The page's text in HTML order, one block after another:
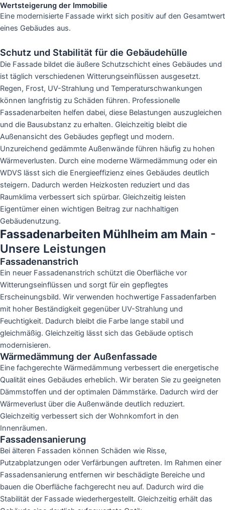
Wertsteigerung der Immobilie
Eine modernisierte Fassade wirkt sich positiv auf den Gesamtwert
eines Gebäudes aus.
Schutz und Stabilität für die Gebäudehülle
Die Fassade bildet die äußere Schutzschicht eines Gebäudes und
ist täglich verschiedenen Witterungseinflüssen ausgesetzt.
Regen, Frost, UV-Strahlung und Temperaturschwankungen
können langfristig zu Schäden führen. Professionelle
Fassadenarbeiten helfen dabei, diese Belastungen auszugleichen
und die Bausubstanz zu erhalten. Gleichzeitig bleibt die
Außenansicht des Gebäudes gepflegt und modern.
Unzureichend gedämmte Außenwände führen häufig zu hohen
Wärmeverlusten. Durch eine moderne Wärmedämmung oder ein
WDVS lässt sich die Energieeffizienz eines Gebäudes deutlich
steigern. Dadurch werden Heizkosten reduziert und das
Raumklima verbessert sich spürbar. Gleichzeitig leisten
Eigentümer einen wichtigen Beitrag zur nachhaltigen
Gebäudenutzung.
Fassadenarbeiten Mühlheim am Main -
Unsere Leistungen
Fassadenanstrich
Ein neuer Fassadenanstrich schützt die Oberfläche vor
Witterungseinflüssen und sorgt für ein gepflegtes
Erscheinungsbild. Wir verwenden hochwertige Fassadenfarben
mit hoher Beständigkeit gegenüber UV-Strahlung und
Feuchtigkeit. Dadurch bleibt die Farbe lange stabil und
gleichmäßig. Gleichzeitig lässt sich das Gebäude optisch
modernisieren.
Wärmedämmung der Außenfassade
Eine fachgerechte Wärmedämmung verbessert die energetische
Qualität eines Gebäudes erheblich. Wir beraten Sie zu geeigneten
Dämmstoffen und der optimalen Dämmstärke. Dadurch wird der
Wärmeverlust über die Außenwände deutlich reduziert.
Gleichzeitig verbessert sich der Wohnkomfort in den
Innenräumen.
Fassadensanierung
Bei älteren Fassaden können Schäden wie Risse,
Putzabplatzungen oder Verfärbungen auftreten. Im Rahmen einer
Fassadensanierung entfernen wir beschädigte Bereiche und
bauen die Oberfläche fachgerecht neu auf. Dadurch wird die
Stabilität der Fassade wiederhergestellt. Gleichzeitig erhält das